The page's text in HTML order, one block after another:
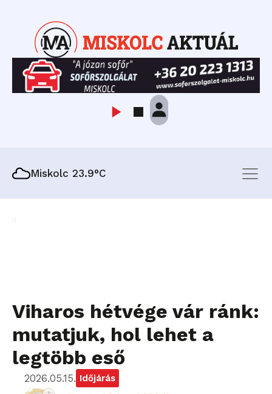
Miskolc 23.9°C
Viharos hétvége vár ránk:
mutatjuk, hol lehet a
legtöbb eső
2026.05.15. Időjárás